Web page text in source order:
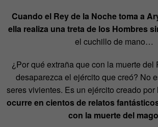
Cuando el Rey de la Noche toma a
ella realiza una treta de los Hombres
el cuchillo de mano…
¿Por qué extraña que con la muerte del
desaparezca el ejército que creó? No
seres vivientes. Es un ejército creado por
ocurre en cientos de relatos
con la muerte del